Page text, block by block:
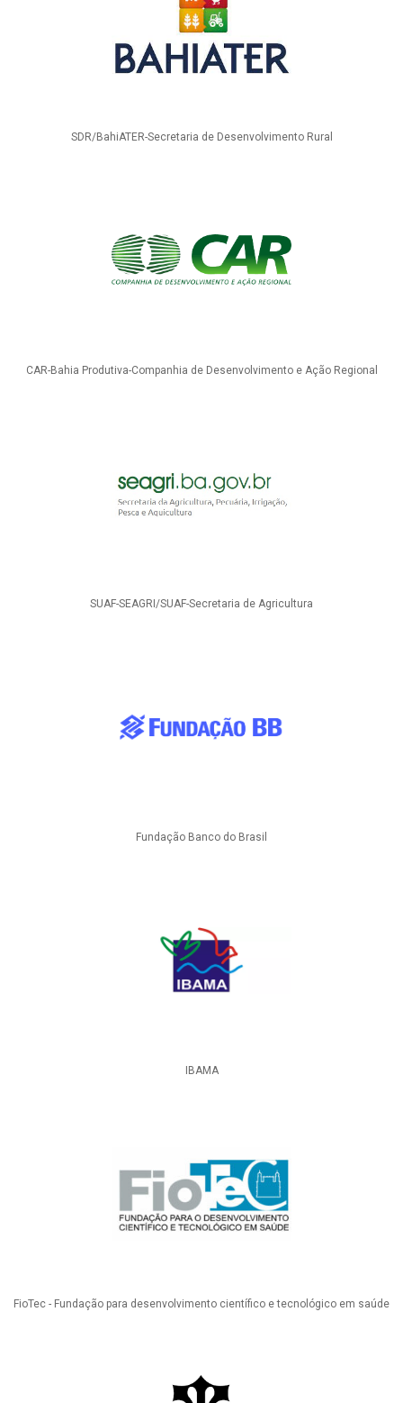
SDR/BahiATER-Secretaria de Desenvolvimento Rural
CAR-Bahia Produtiva-Companhia de Desenvolvimento e Ação Regional
SUAF-SEAGRI/SUAF-Secretaria de Agricultura
Fundação Banco do Brasil
IBAMA
FioTec - Fundação para desenvolvimento científico e tecnológico em saúde